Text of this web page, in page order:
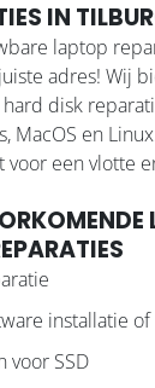
IN
laptop
adres! Wij
disk
MacOS en
voor een vlotte
installatie
voor SSD